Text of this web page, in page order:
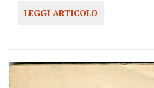
LEGGI ARTICOLO